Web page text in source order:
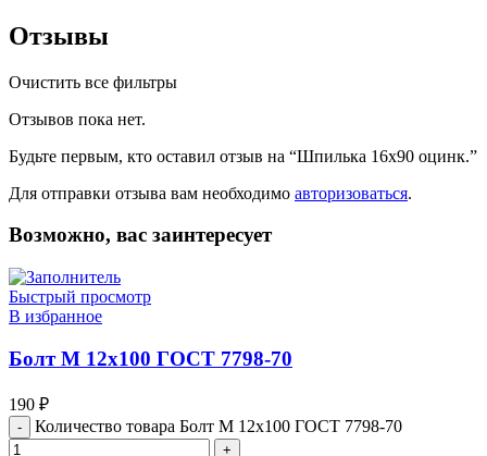
Отзывы
Очистить все фильтры
Отзывов пока нет.
Будьте первым, кто оставил отзыв на “Шпилька 16х90 оцинк.”
Для отправки отзыва вам необходимо авторизоваться.
Возможно, вас заинтересует
Быстрый просмотр
В избранное
Болт М 12х100 ГОСТ 7798-70
190 ₽
Количество товара Болт М 12х100 ГОСТ 7798-70